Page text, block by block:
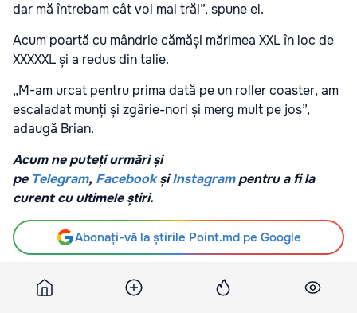
dar mă întrebam cât voi mai trăi”, spune el.
Acum poartă cu mândrie cămăși mărimea XXL în loc de
XXXXXL și a redus din talie.
„M-am urcat pentru prima dată pe un roller coaster, am
escaladat munți și zgârie-nori și merg mult pe jos”,
adaugă Brian.
Acum ne puteți urmări și
pe Telegram, FacebookșiInstagrampentru a fi la
curent cu ultimele știri.
Abonați-vă la știrile Point.md pe Google
Sursă